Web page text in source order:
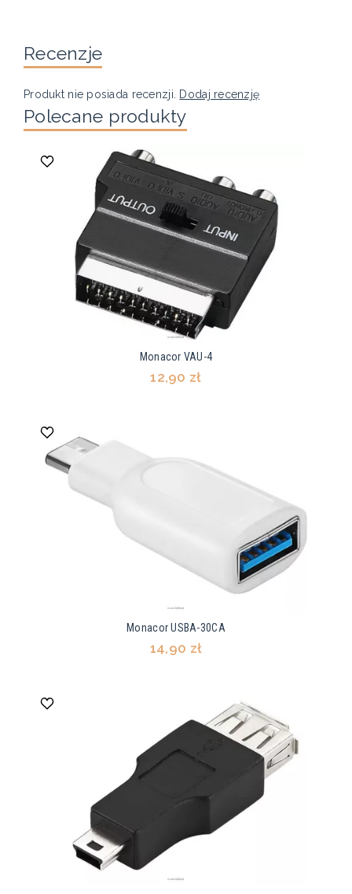
Recenzje
Produkt nie posiada recenzji. Dodaj recenzję
Polecane produkty
Monacor VAU-4
12,90 zł
Monacor USBA-30CA
14,90 zł